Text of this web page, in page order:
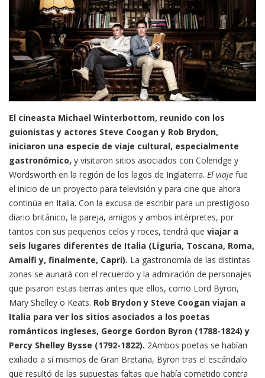
El cineasta Michael Winterbottom, reunido con los
guionistas y actores Steve Coogan y Rob Brydon,
iniciaron una especie de viaje cultural, especialmente
gastronómico, y visitaron sitios asociados con Coleridge y
Wordsworth en la región de los lagos de Inglaterra. El viaje fue
el inicio de un proyecto para televisión y para cine que ahora
continúa en Italia. Con la excusa de escribir para un prestigioso
diario británico, la pareja, amigos y ambos intérpretes, por
tantos con sus pequeños celos y roces, tendrá que viajar a
seis lugares diferentes de Italia (Liguria, Toscana, Roma,
Amalfi y, finalmente, Capri). La gastronomía de las distintas
zonas se aunará con el recuerdo y la admiración de personajes
que pisaron estas tierras antes que ellos, como Lord Byron,
Mary Shelley o Keats. Rob Brydon y Steve Coogan viajan a
Italia para ver los sitios asociados a los poetas
románticos ingleses, George Gordon Byron (1788-1824) y
Percy Shelley Bysse (1792-1822). 2Ambos poetas se habían
exiliado a sí mismos de Gran Bretaña, Byron tras el escándalo
que resultó de las supuestas faltas que había cometido contra